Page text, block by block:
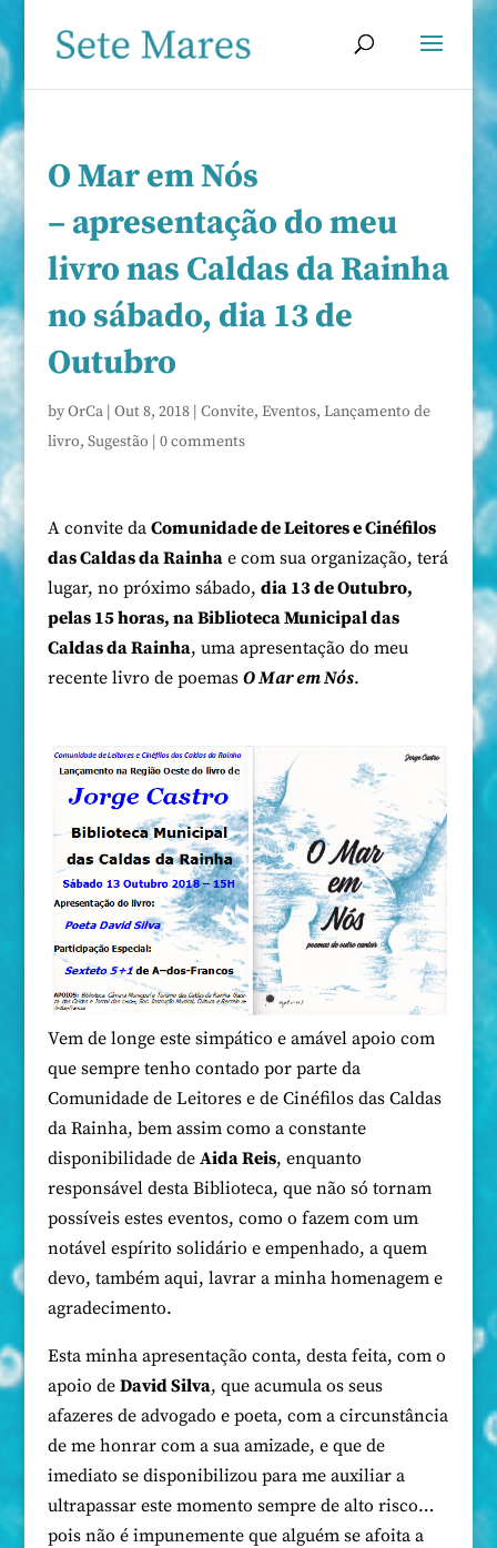
O Mar em Nós
– apresentação do meu
livro nas Caldas da Rainha
no sábado, dia 13 de
Outubro
byOrCa| Out 8, 2018| Convite, Eventos, Lançamento de
livro, Sugestão | 0 comments
A convite da Comunidade de Leitores e Cinéfilos
das Caldas da Rainhae com sua organização, terá
lugar, no próximo sábado, dia 13 de Outubro,
pelas 15 horas, na Biblioteca Municipal das
Caldas da Rainha, uma apresentação do meu
recente livro de poemas O Mar em Nós.
Vem de longe este simpático e amável apoio com
que sempre tenho contado por parte da
Comunidade de Leitores e de Cinéfilos das Caldas
da Rainha, bem assim como a constante
disponibilidade de Aida Reis, enquanto
responsável desta Biblioteca, que não só tornam
possíveis estes eventos, como o fazem com um
notável espírito solidário e empenhado, a quem
devo, também aqui, lavrar a minha homenagem e
agradecimento.
Esta minha apresentação conta, desta feita, com o
apoio de David Silva, que acumula os seus
afazeres de advogado e poeta, com a circunstância
de me honrar com a sua amizade, e que de
imediato se disponibilizou para me auxiliar a
ultrapassar este momento sempre de alto risco…
pois não é impunemente que alguém se afoita a